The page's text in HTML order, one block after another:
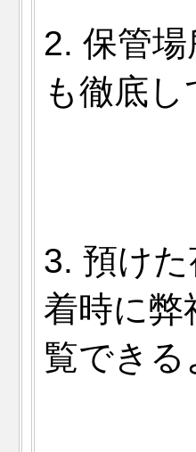
2. 保管
も徹底
3. 預け
着時に弊
覧でき